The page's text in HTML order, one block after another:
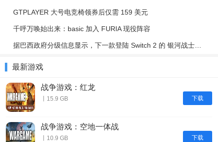
GTPLAYER 大号电竞椅领券后仅需 159 美元
千呼万唤始出来：basic 加入 FURIA 现役阵容
最新游戏
下载
战争游戏：红龙
丨15.9 GB
下载
战争游戏：空地一体战
丨10.9 GB